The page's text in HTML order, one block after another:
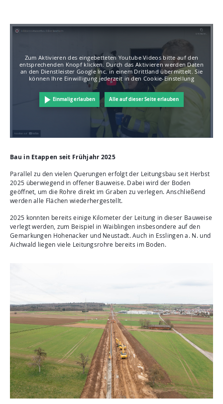
Zum Aktivieren des eingebetteten Youtube Videos bitte auf den
entsprechenden Knopf klicken. Durch das Aktivieren werden Daten
an den Dienstleister Google Inc. in einem Drittland übermittelt. Sie
können Ihre Einwilligung jederzeit in den Cookie-Einstellung
Einmalig erlauben Alle auf dieser Seite erlauben
Bau in Etappen seit Frühjahr 2025
Parallel zu den vielen Querungen erfolgt der Leitungsbau seit Herbst
2025 überwiegend in offener Bauweise. Dabei wird der Boden
geöffnet, um die Rohre direkt im Graben zu verlegen. Anschließend
werden alle Flächen wiederhergestellt.
2025 konnten bereits einige Kilometer der Leitung in dieser Bauweise
verlegt werden, zum Beispiel in Waiblingen insbesondere auf den
Gemarkungen Hohenacker und Neustadt. Auch in Esslingen a. N. und
Aichwald liegen viele Leitungsrohre bereits im Boden.